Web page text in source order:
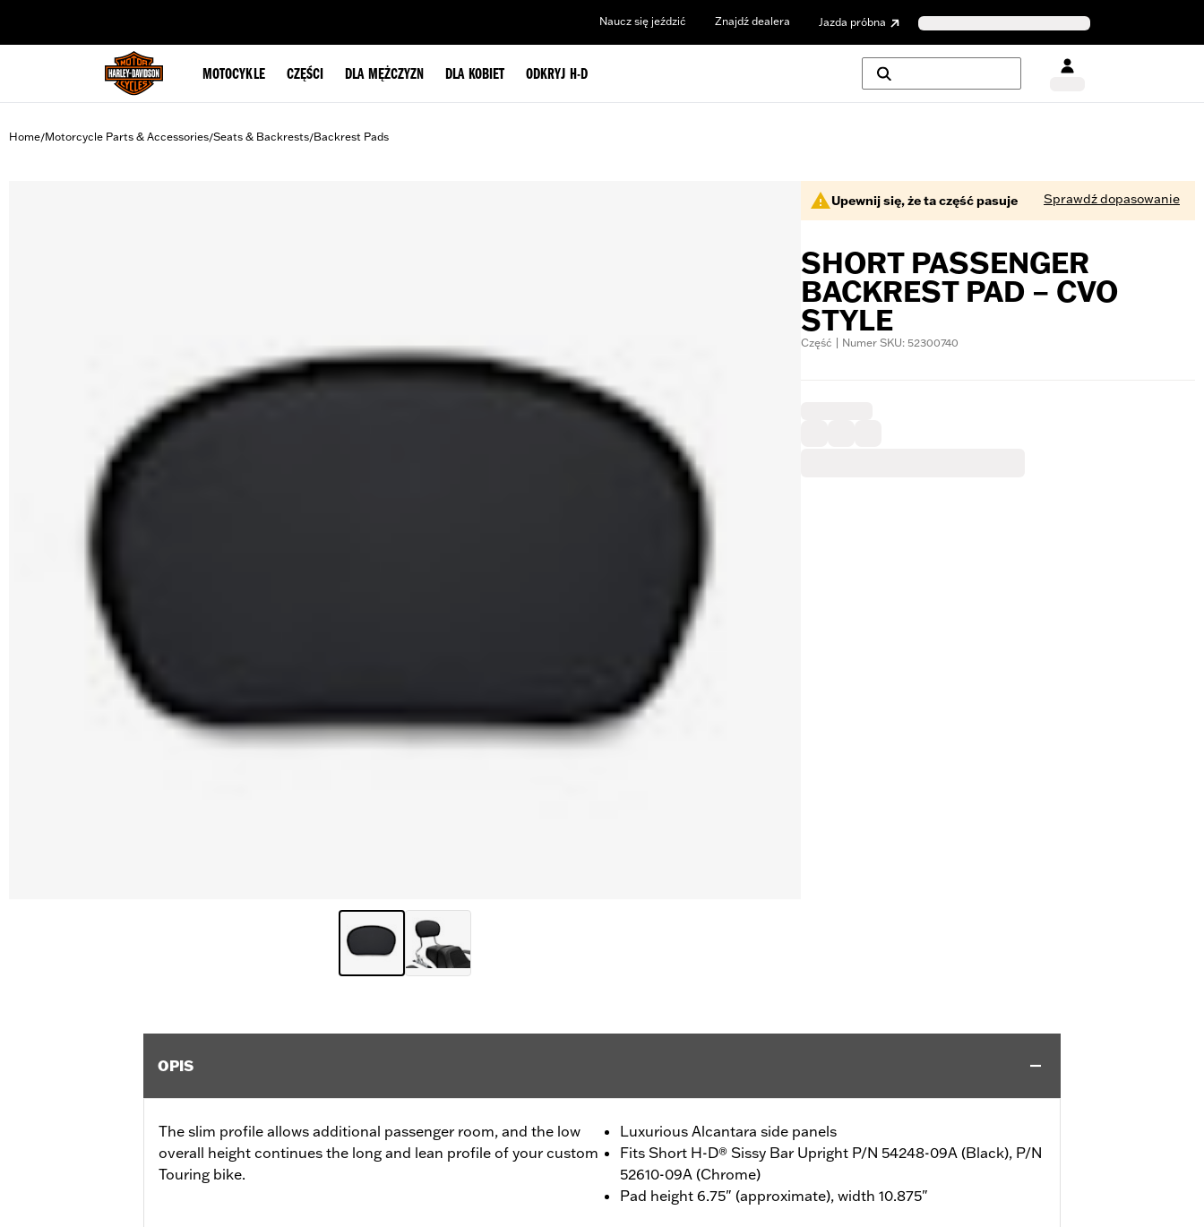
Naucz się jeździć Znajdź dealera Jazda próbna
MOTOCYKLE CZĘŚCI DLA MĘŻCZYZN DLA KOBIET ODKRYJ H-D
Home/Motorcycle Parts & Accessories/Seats & Backrests/Backrest Pads
Upewnij się, że ta część pasuje Sprawdź dopasowanie
SHORT PASSENGER
BACKREST PAD – CVO
STYLE
Część | Numer SKU: 52300740
OPIS
The slim profile allows additional passenger room, and the low
overall height continues the long and lean profile of your custom
Touring bike.
Luxurious Alcantara side panels
Fits Short H-D® Sissy Bar Upright P/N 54248-09A (Black), P/N
52610-09A (Chrome)
Pad height 6.75" (approximate), width 10.875"